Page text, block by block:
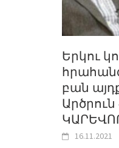
Երկու
բան
16.11.2021